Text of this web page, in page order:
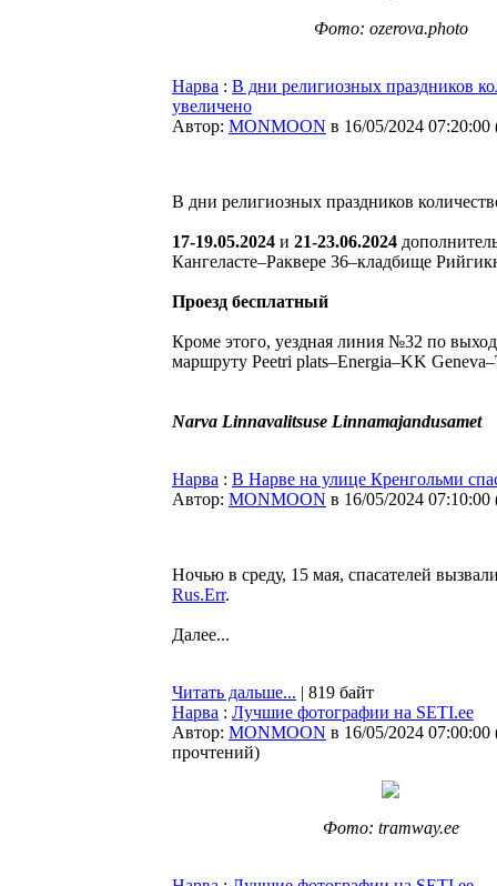
Фото: ozerova.photo
Нарва : В дни религиозных праздников
увеличено
Автор: MONMOON в 16/05/2024 07:20:00
В дни религиозных праздников
17-19.05.2024 и 21-23.06.2024
Кангеласте–Раквере 36–кладбище
Проезд бесплатный
Кроме этого, уездная линия №32 по
маршруту Peetri plats–Energia–KK
Narva Linnavalitsuse Linnamajandusamet
Нарва : В Нарве на улице Кренгольми
Автор: MONMOON в 16/05/2024 07:10:00
Ночью в среду, 15 мая, спасателей
Rus.Err.
Далее...
Читать дальше... | 819 байт
Нарва : Лучшие фотографии на SETI.ee
Автор: MONMOON в 16/05/2024 07:00:00
прочтений)
Фото: tramway.ee